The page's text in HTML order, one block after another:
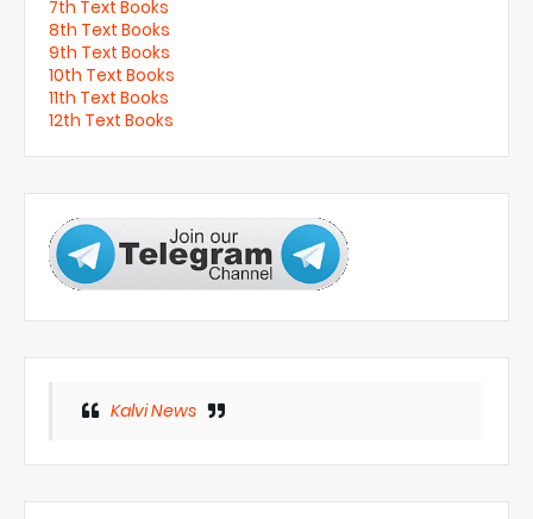
7th Text Books
8th Text Books
9th Text Books
10th Text Books
11th Text Books
12th Text Books
Kalvi News